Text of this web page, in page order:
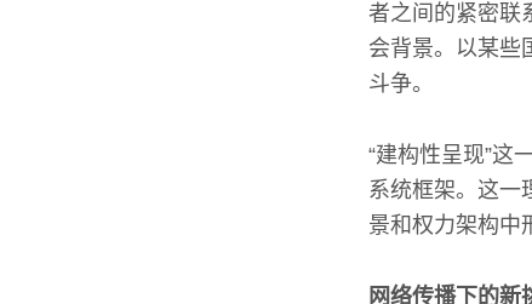
者之间的紧密联
会背景。以某些
斗争。
“建构性呈现”这
系统框架。这一
景和权力架构中
网络传播下的新